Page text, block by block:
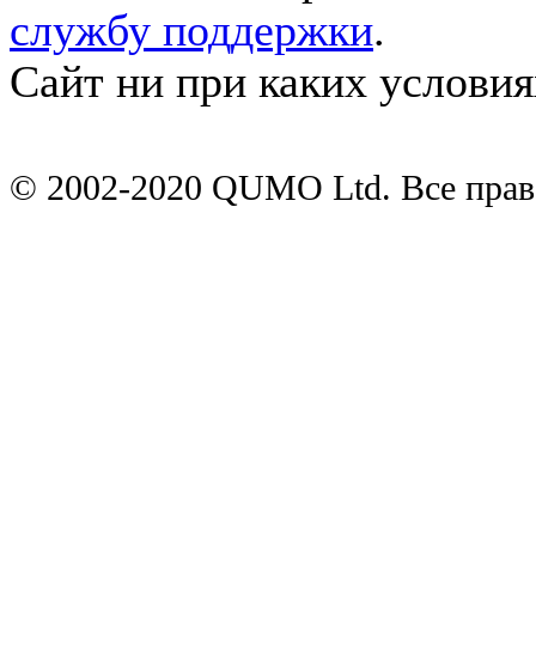
службу поддержки.
Сайт ни при каких
© 2002-2020 QUMO Ltd. Все